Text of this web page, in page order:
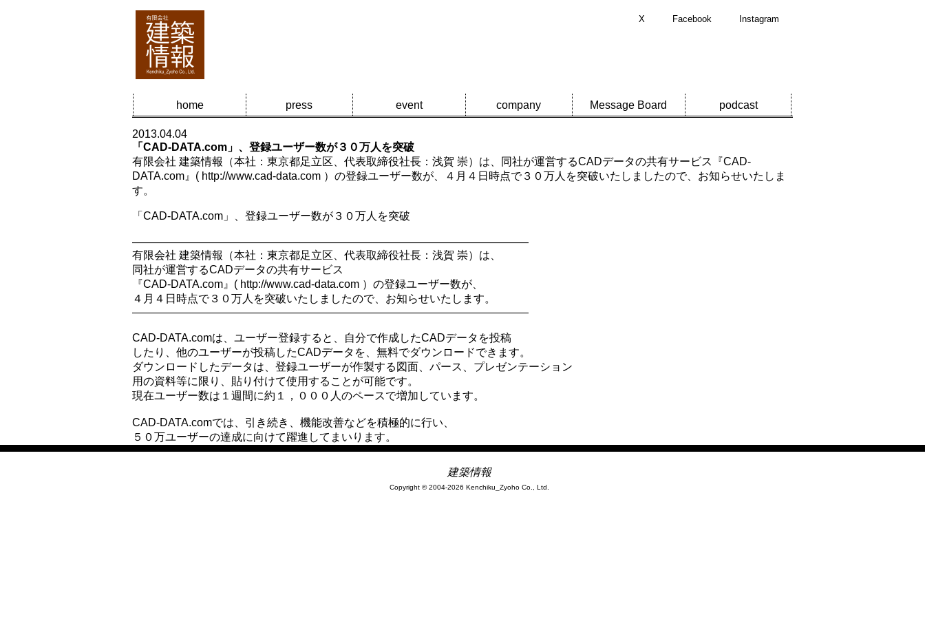
X Facebook Instagram
home press event company Message Board podcast
2013.04.04
「CAD-DATA.com」、登録ユーザー数が３０万人を突破
有限会社 建築情報（本社：東京都足立区、代表取締役社長：浅賀 崇）は、同社が運営するCADデータの共有サービス『CAD-
DATA.com』( http://www.cad-data.com ）の登録ユーザー数が、４月４日時点で３０万人を突破いたしましたので、お知らせいたしま
す。
「CAD-DATA.com」、登録ユーザー数が３０万人を突破
――――――――――――――――――――――――――――――――――――
有限会社 建築情報（本社：東京都足立区、代表取締役社長： 浅賀 崇）は、
同社が運営するCADデータの共有サービス
『CAD-DATA.com』( http://www.cad-data.com ）の登録ユーザー数が、
４月４日時点で３０万人を突破いたしましたので、お知らせいたします。
――――――――――――――――――――――――――――――――――――
CAD-DATA.comは、ユーザー登録すると、自分で作成したCADデータを投稿
したり、他のユーザーが投稿したCADデータを、無料でダウンロードできます。
ダウンロードしたデータは、登録ユーザーが作製する図面、パース、プレゼンテーション
用の資料等に限り、貼り付けて使用することが可能です。
現在ユーザー数は１週間に約１，０００人のペースで増加しています。
CAD-DATA.comでは、引き続き、機能改善などを積極的に行い、
５０万ユーザーの達成に向けて躍進してまいります。
建築情報
Copyright © 2004-2026 Kenchiku_Zyoho Co., Ltd.